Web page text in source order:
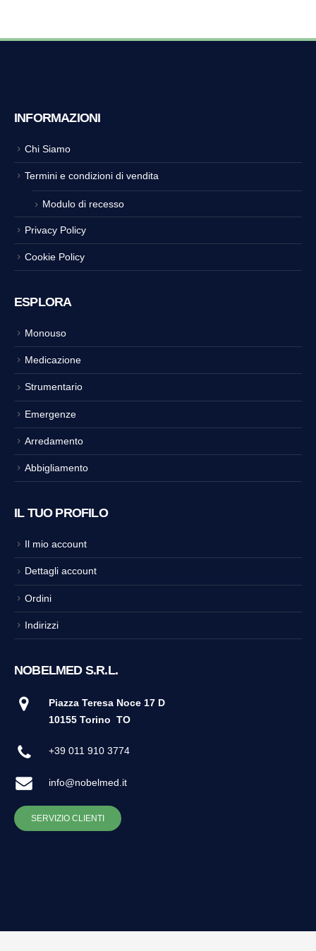
INFORMAZIONI
Chi Siamo
Termini e condizioni di vendita
Modulo di recesso
Privacy Policy
Cookie Policy
ESPLORA
Monouso
Medicazione
Strumentario
Emergenze
Arredamento
Abbigliamento
IL TUO PROFILO
Il mio account
Dettagli account
Ordini
Indirizzi
NOBELMED S.R.L.
Piazza Teresa Noce 17 D
10155 Torino TO
+39 011 910 3774
info@nobelmed.it
SERVIZIO CLIENTI